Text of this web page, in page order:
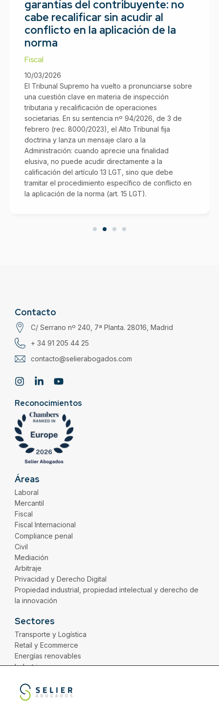
garantías del contribuyente: no
cabe recalificar sin acudir al
conflicto en la aplicación de la
norma
Fiscal
10/03/2026
El Tribunal Supremo ha vuelto a pronunciarse sobre
una cuestión clave en materia de inspección
tributaria y recalificación de operaciones
societarias. En su sentencia nº 94/2026, de 3 de
febrero (rec. 8000/2023), el Alto Tribunal fija
doctrina y lanza un mensaje claro a la
Administración: cuando aprecie una finalidad
elusiva, no puede acudir directamente a la
calificación del artículo 13 LGT, sino que debe
tramitar el procedimiento específico de conflicto en
la aplicación de la norma (art. 15 LGT).
Contacto
C/ Serrano nº 240, 7ª Planta. 28016, Madrid
+ 34 91 205 44 25
contacto@selierabogados.com
Reconocimientos
Áreas
Laboral
Mercantil
Fiscal
Fiscal Internacional
Compliance penal
Civil
Mediación
Arbitraje
Privacidad y Derecho Digital
Propiedad industrial, propiedad intelectual y derecho de
la innovación
Sectores
Transporte y Logística
Retail y Ecommerce
Energías renovables
Industria
Servicios
Financiero